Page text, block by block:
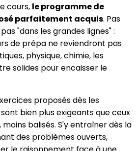
cours, le programme de
parfaitement acquis. Pas
"dans les grandes lignes" :
de prépa ne reviendront pas
physique, chimie, les
solides pour encaisser le
proposés dès les
bien plus exigeants que ceux
moins balisés. S'y entraîner dès la
des problèmes ouverts,